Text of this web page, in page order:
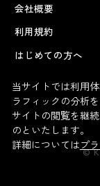
会社概要
利用規約
はじめての方へ
©
当サイトでは利用
ラフィックの分析
サイトの閲覧を継
のといたします。
詳細についてはプ